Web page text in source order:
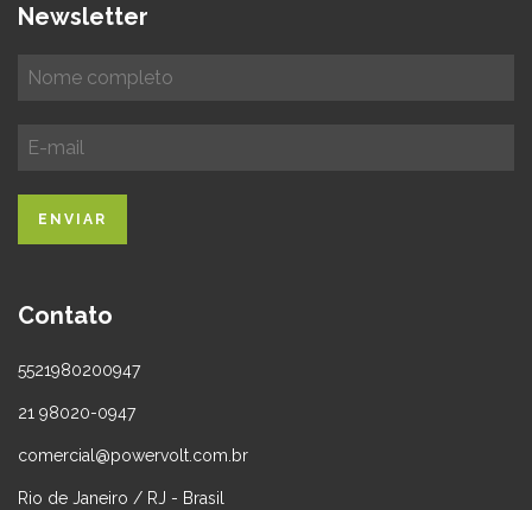
Newsletter
Contato
5521980200947
21 98020-0947
comercial@powervolt.com.br
Rio de Janeiro / RJ - Brasil